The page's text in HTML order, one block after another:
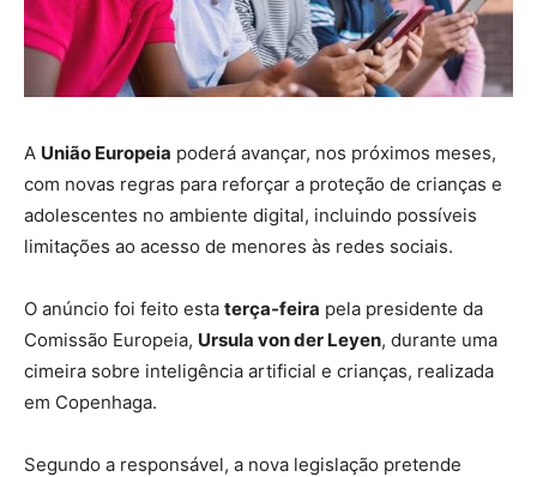
A União Europeia poderá avançar, nos próximos meses,
com novas regras para reforçar a proteção de crianças e
adolescentes no ambiente digital, incluindo possíveis
limitações ao acesso de menores às redes sociais.
O anúncio foi feito esta terça-feira pela presidente da
Comissão Europeia, Ursula von der Leyen, durante uma
cimeira sobre inteligência artificial e crianças, realizada
em Copenhaga.
Segundo a responsável, a nova legislação pretende